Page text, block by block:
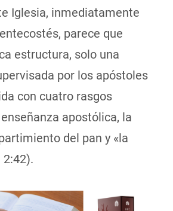
Iglesia, inmediatamente
parece que
estructura, solo una
por los apóstoles
con cuatro rasgos
apostólica, la
del pan y «la
2:42).